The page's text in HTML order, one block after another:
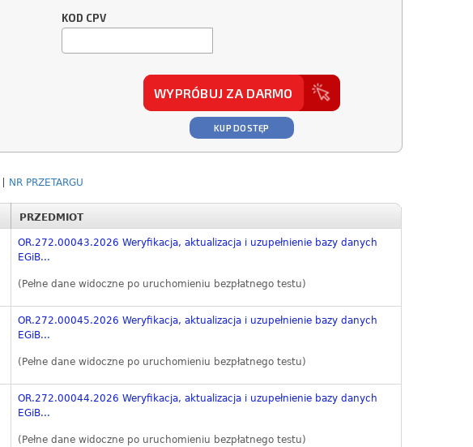
KOD CPV
WYPRÓBUJ ZA DARMO
KUP DOSTĘP
NR PRZETARGU
PRZEDMIOT
OR.272.00043.2026 Weryfikacja, aktualizacja i uzupełnienie bazy danych
EGiB...
(Pełne dane widoczne po uruchomieniu bezpłatnego testu)
OR.272.00045.2026 Weryfikacja, aktualizacja i uzupełnienie bazy danych
EGiB...
(Pełne dane widoczne po uruchomieniu bezpłatnego testu)
OR.272.00044.2026 Weryfikacja, aktualizacja i uzupełnienie bazy danych
EGiB...
(Pełne dane widoczne po uruchomieniu bezpłatnego testu)